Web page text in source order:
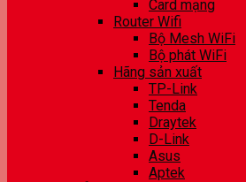
Card mạng
Router Wifi
Bộ Mesh WiFi
Bộ phát WiFi
Hãng sản xuất
TP-Link
Tenda
Draytek
D-Link
Asus
Aptek